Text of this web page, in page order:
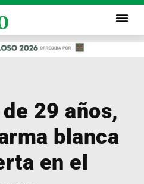
29 años,
blanca
en el